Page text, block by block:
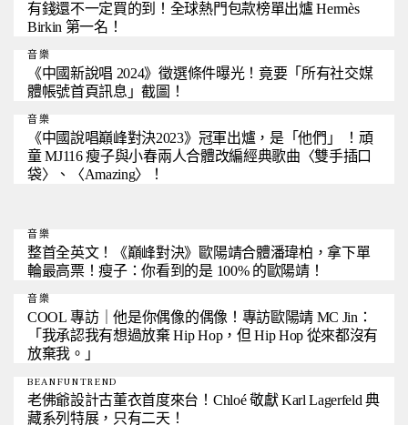
有錢還不一定買的到！全球熱門包款榜單出爐 Hermès
Birkin 第一名！
音樂
《中國新說唱 2024》徵選條件曝光！竟要「所有社交媒
體帳號首頁訊息」截圖！
音樂
《中國說唱巔峰對決2023》冠軍出爐，是「他們」 ！頑
童 MJ116 瘦子與小春兩人合體改編經典歌曲〈雙手插口
袋〉、〈Amazing〉！
音樂
整首全英文！《巔峰對決》歐陽靖合體潘瑋柏，拿下單
輪最高票！瘦子：你看到的是 100% 的歐陽靖！
音樂
COOL 專訪｜他是你偶像的偶像！專訪歐陽靖 MC Jin：
「我承認我有想過放棄 Hip Hop，但 Hip Hop 從來都沒有
放棄我。」
BEANFUNTREND
老佛爺設計古董衣首度來台！Chloé 敬獻 Karl Lagerfeld 典
藏系列特展，只有二天！